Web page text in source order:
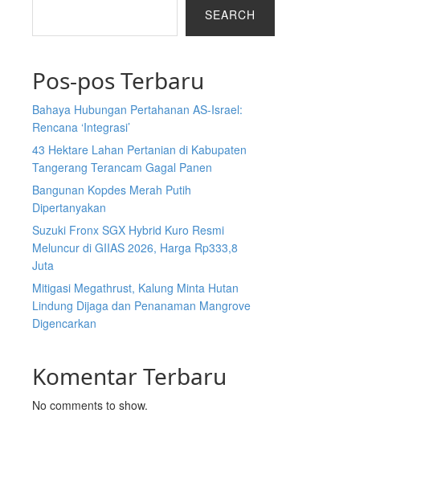
SEARCH
Pos-pos Terbaru
Bahaya Hubungan Pertahanan AS-Israel:
Rencana ‘Integrasi’
43 Hektare Lahan Pertanian di Kabupaten
Tangerang Terancam Gagal Panen
Bangunan Kopdes Merah Putih
Dipertanyakan
Suzuki Fronx SGX Hybrid Kuro Resmi
Meluncur di GIIAS 2026, Harga Rp333,8
Juta
Mitigasi Megathrust, Kalung Minta Hutan
Lindung Dijaga dan Penanaman Mangrove
Digencarkan
Komentar Terbaru
No comments to show.